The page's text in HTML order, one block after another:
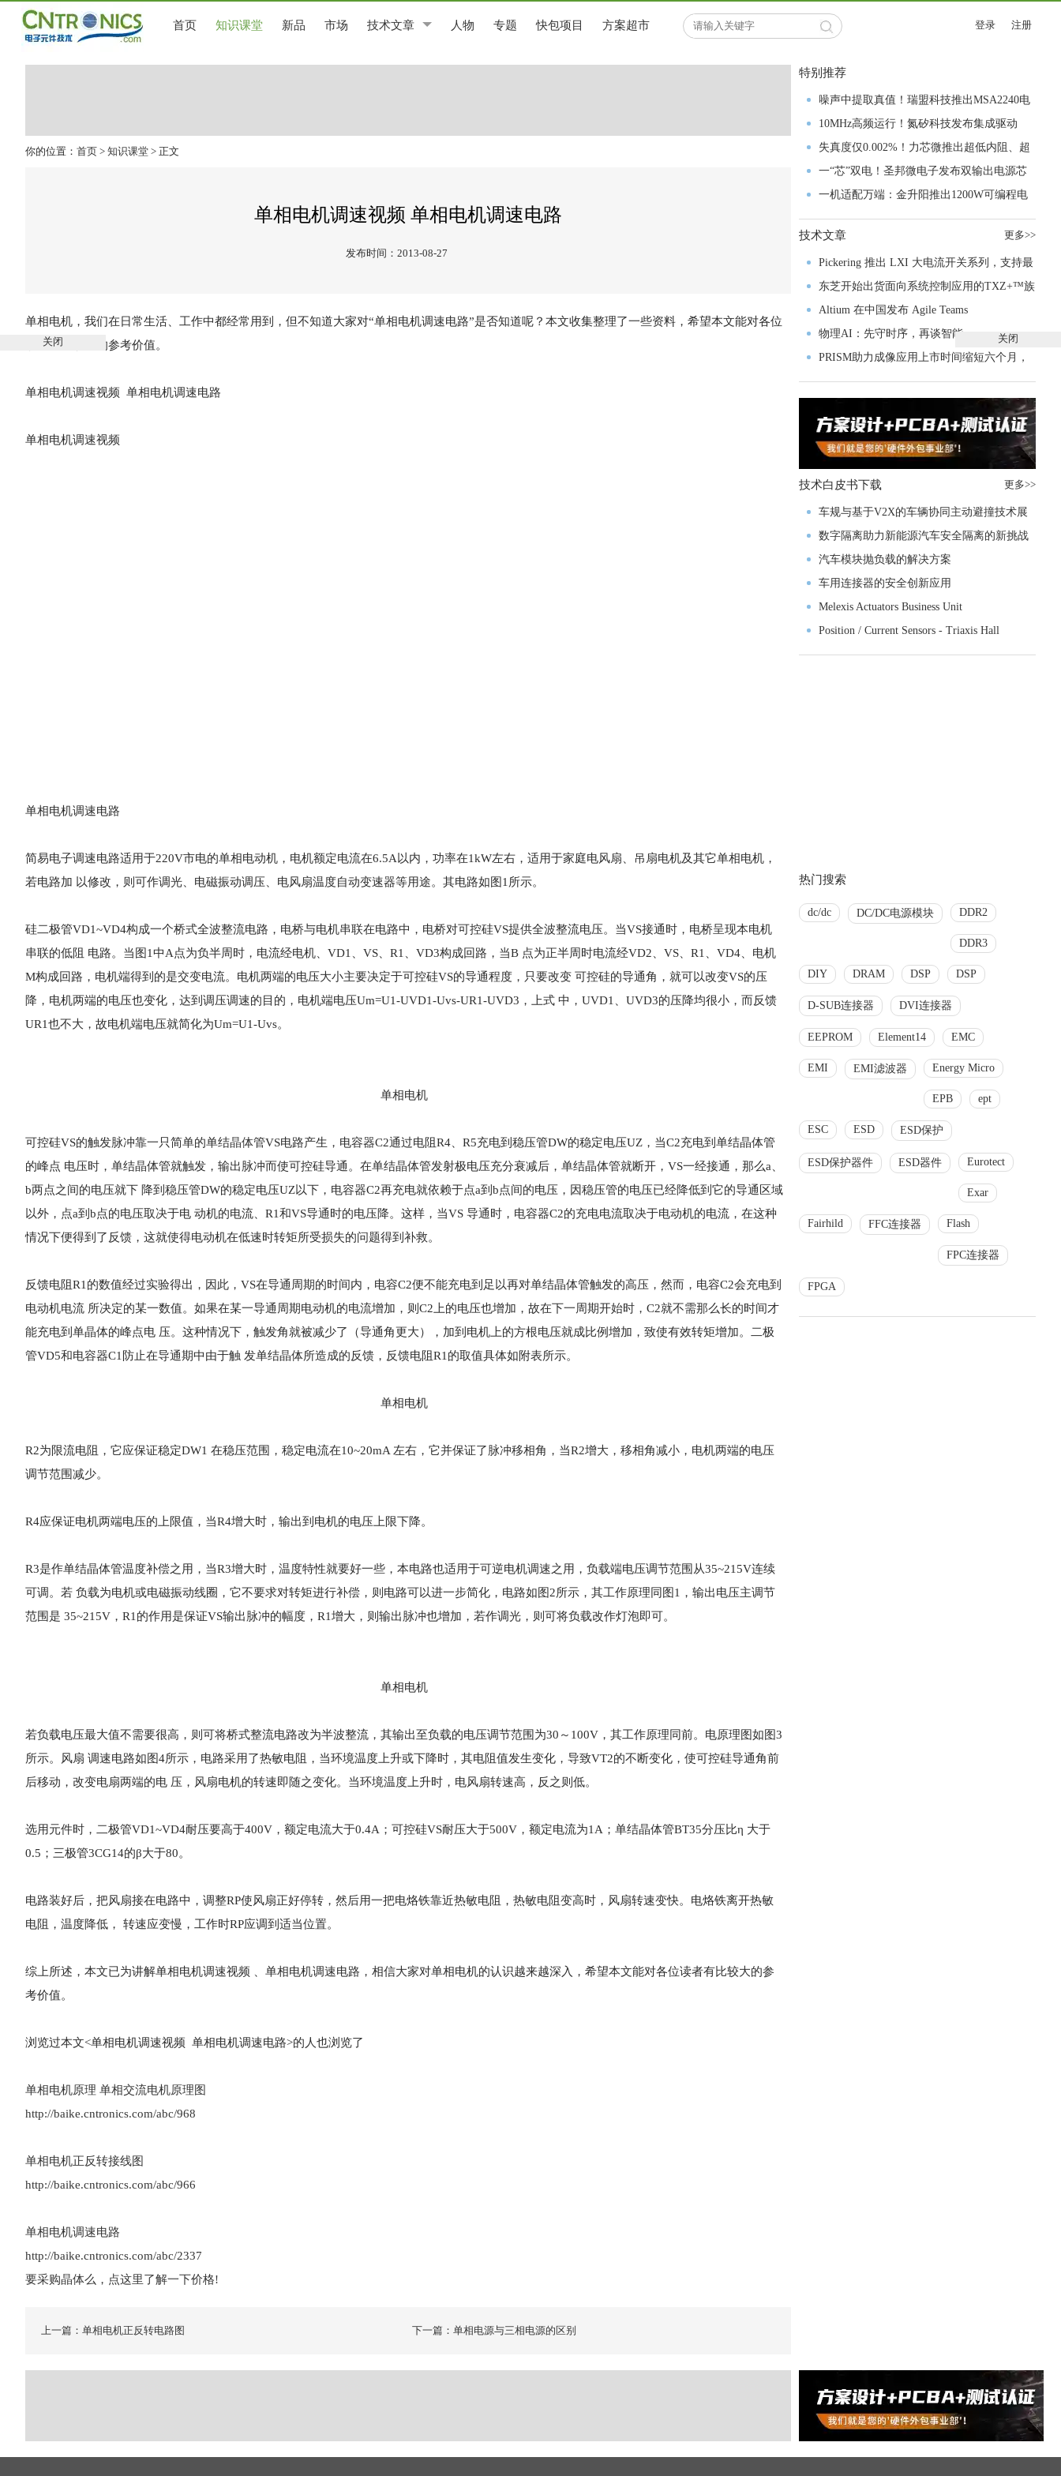
首页 知识课堂 新品 市场 技术文章 人物 专题 快包项目 方案超市 登录 注册
你的位置： 首页 > 知识课堂 > 正文
单相电机调速视频 单相电机调速电路
发布时间：2013-08-27
单相电机，我们在日常生活、工作中都经常用到，但不知道大家对“单相电机调速电路”是否知道呢？本文收集整理了一些资料，希望本文能对各位
读者有比较大的参考价值。
单相电机调速视频 单相电机调速电路
单相电机调速视频
单相电机调速电路
简易电子调速电路适用于220V市电的单相电动机，电机额定电流在6.5A以内，功率在1kW左右，适用于家庭电风扇、吊扇电机及其它单相电机，
若电路加 以修改，则可作调光、电磁振动调压、电风扇温度自动变速器等用途。其电路如图1所示。
硅二极管VD1~VD4构成一个桥式全波整流电路，电桥与电机串联在电路中，电桥对可控硅VS提供全波整流电压。当VS接通时，电桥呈现本电机
串联的低阻 电路。当图1中A点为负半周时，电流经电机、VD1、VS、R1、VD3构成回路，当B 点为正半周时电流经VD2、VS、R1、VD4、电机
M构成回路，电机端得到的是交变电流。电机两端的电压大小主要决定于可控硅VS的导通程度，只要改变 可控硅的导通角，就可以改变VS的压
降，电机两端的电压也变化，达到调压调速的目的，电机端电压Um=U1-UVD1-Uvs-UR1-UVD3，上式 中，UVD1、UVD3的压降均很小，而反馈
UR1也不大，故电机端电压就简化为Um=U1-Uvs。
单相电机
可控硅VS的触发脉冲靠一只简单的单结晶体管VS电路产生，电容器C2通过电阻R4、R5充电到稳压管DW的稳定电压UZ，当C2充电到单结晶体管
的峰点 电压时，单结晶体管就触发，输出脉冲而使可控硅导通。在单结晶体管发射极电压充分衰减后，单结晶体管就断开，VS一经接通，那么a、
b两点之间的电压就下 降到稳压管DW的稳定电压UZ以下，电容器C2再充电就依赖于点a到b点间的电压，因稳压管的电压已经降低到它的导通区域
以外，点a到b点的电压取决于电 动机的电流、R1和VS导通时的电压降。这样，当VS 导通时，电容器C2的充电电流取决于电动机的电流，在这种
情况下便得到了反馈，这就使得电动机在低速时转矩所受损失的问题得到补救。
反馈电阻R1的数值经过实验得出，因此，VS在导通周期的时间内，电容C2便不能充电到足以再对单结晶体管触发的高压，然而，电容C2会充电到
电动机电流 所决定的某一数值。如果在某一导通周期电动机的电流增加，则C2上的电压也增加，故在下一周期开始时，C2就不需那么长的时间才
能充电到单晶体的峰点电 压。这种情况下，触发角就被减少了（导通角更大），加到电机上的方根电压就成比例增加，致使有效转矩增加。二极
管VD5和电容器C1防止在导通期中由于触 发单结晶体所造成的反馈，反馈电阻R1的取值具体如附表所示。
单相电机
R2为限流电阻，它应保证稳定DW1 在稳压范围，稳定电流在10~20mA 左右，它并保证了脉冲移相角，当R2增大，移相角减小，电机两端的电压
调节范围减少。
R4应保证电机两端电压的上限值，当R4增大时，输出到电机的电压上限下降。
R3是作单结晶体管温度补偿之用，当R3增大时，温度特性就要好一些，本电路也适用于可逆电机调速之用，负载端电压调节范围从35~215V连续
可调。若 负载为电机或电磁振动线圈，它不要求对转矩进行补偿，则电路可以进一步简化，电路如图2所示，其工作原理同图1，输出电压主调节
范围是 35~215V，R1的作用是保证VS输出脉冲的幅度，R1增大，则输出脉冲也增加，若作调光，则可将负载改作灯泡即可。
单相电机
若负载电压最大值不需要很高，则可将桥式整流电路改为半波整流，其输出至负载的电压调节范围为30～100V，其工作原理同前。电原理图如图3
所示。风扇 调速电路如图4所示，电路采用了热敏电阻，当环境温度上升或下降时，其电阻值发生变化，导致VT2的不断变化，使可控硅导通角前
后移动，改变电扇两端的电 压，风扇电机的转速即随之变化。当环境温度上升时，电风扇转速高，反之则低。
选用元件时，二极管VD1~VD4耐压要高于400V，额定电流大于0.4A；可控硅VS耐压大于500V，额定电流为1A；单结晶体管BT35分压比η 大于
0.5；三极管3CG14的β大于80。
电路装好后，把风扇接在电路中，调整RP使风扇正好停转，然后用一把电烙铁靠近热敏电阻，热敏电阻变高时，风扇转速变快。电烙铁离开热敏
电阻，温度降低， 转速应变慢，工作时RP应调到适当位置。
综上所述，本文已为讲解单相电机调速视频 、单相电机调速电路，相信大家对单相电机的认识越来越深入，希望本文能对各位读者有比较大的参
考价值。
浏览过本文<单相电机调速视频 单相电机调速电路>的人也浏览了
单相电机原理 单相交流电机原理图
http://baike.cntronics.com/abc/968
单相电机正反转接线图
http://baike.cntronics.com/abc/966
单相电机调速电路
http://baike.cntronics.com/abc/2337
要采购晶体么，点这里了解一下价格!
上一篇：单相电机正反转电路图 下一篇：单相电源与三相电源的区别
特别推荐
噪声中提取真值！瑞盟科技推出MSA2240电
流检测芯片赋能多元高端测量场景
10MHz高频运行！氮矽科技发布集成驱动
GaN芯片，助力电源能效再攀新高
失真度仅0.002%！力芯微推出超低内阻、超
低失真4PST模拟开关
一“芯”双电！圣邦微电子发布双输出电源芯
片，简化AFE与音频设计
一机适配万端：金升阳推出1200W可编程电
源，赋能高端装备制造
技术文章 更多>>
Pickering 推出 LXI 大电流开关系列，支持最
高 80A、300V 信号
东芝开始出货面向系统控制应用的TXZ+™族
入门级M4V组
Altium 在中国发布 Agile Teams
物理AI：先守时序，再谈智能
PRISM助力成像应用上市时间缩短六个月，
实战指南一文解读
技术白皮书下载 更多>>
车规与基于V2X的车辆协同主动避撞技术展
望
数字隔离助力新能源汽车安全隔离的新挑战
汽车模块抛负载的解决方案
车用连接器的安全创新应用
Melexis Actuators Business Unit
Position / Current Sensors - Triaxis Hall
热门搜索
dc/dc DC/DC电源模块 DDR2
DDR3
DIY DRAM DSP DSP
D-SUB连接器 DVI连接器
EEPROM Element14 EMC
EMI EMI滤波器 Energy Micro
EPB ept
ESC ESD ESD保护
ESD保护器件 ESD器件 Eurotect
Exar
Fairhild FFC连接器 Flash
FPC连接器
FPGA
关闭 关闭